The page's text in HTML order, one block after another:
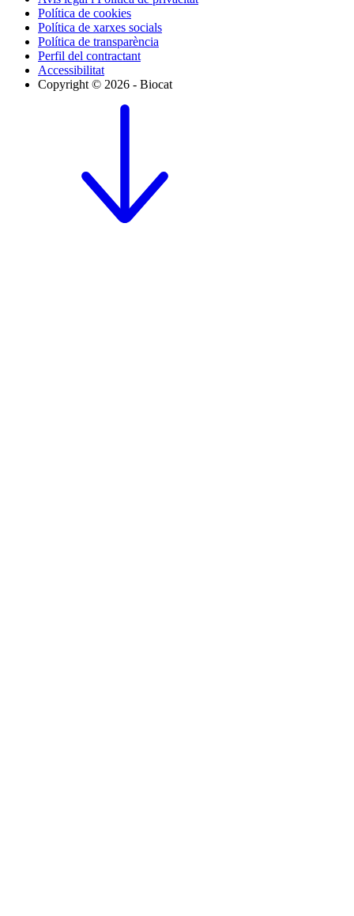
Política de cookies
Política de xarxes socials
Política de transparència
Perfil del contractant
Accessibilitat
Copyright © 2026 - Biocat